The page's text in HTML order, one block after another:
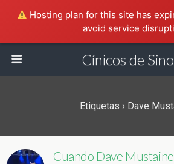
Hosting plan for this site has
avoid service
Cínicos de
Etiquetas › Dave
Cuando Dave